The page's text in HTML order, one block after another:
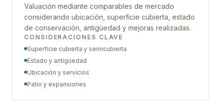
Valuación mediante comparables de mercado
considerando ubicación, superficie cubierta, estado
de conservación, antigüedad y mejoras realizadas.
CONSIDERACIONES CLAVE
Superficie cubierta y semicubierta
Estado y antigüedad
Ubicación y servicios
Patio y expansiones